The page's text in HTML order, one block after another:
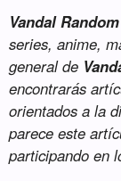
Vandal Random
series, anime,
general de
encontrarás
orientados a la
parece este
participando en